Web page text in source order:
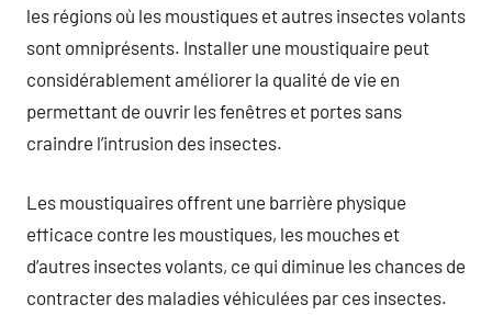
les régions où les moustiques et autres insectes volants
sont omniprésents. Installer une moustiquaire peut
considérablement améliorer la qualité de vie en
permettant de ouvrir les fenêtres et portes sans
craindre l’intrusion des insectes.
Les moustiquaires offrent une barrière physique
efficace contre les moustiques, les mouches et
d’autres insectes volants, ce qui diminue les chances de
contracter des maladies véhiculées par ces insectes.